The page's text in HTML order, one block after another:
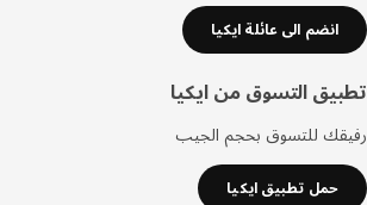
انضم الى عائلة ايكيا
التسوق من ايكيا
للتسوق بحجم الجيب
حمل تطبيق ايكيا